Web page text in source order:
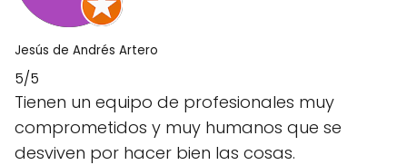
Jesús de Andrés Artero
5/5
Tienen un equipo de profesionales muy
comprometidos y muy humanos que se
desviven por hacer bien las cosas.